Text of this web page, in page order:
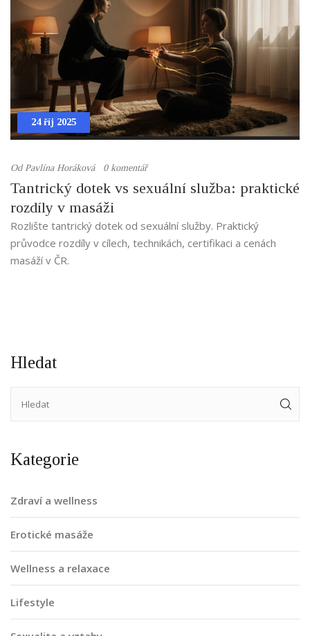
24 říj 2025
OdPavlína Horáková 0 komentář
Tantrický dotek vs sexuální služba: praktické
rozdíly v masáži
Rozlište tantrický dotek od sexuální služby. Praktický
průvodce rozdíly v cílech, technikách, certifikaci a cenách
masáží v ČR.
Hledat
Kategorie
Zdraví a wellness
Erotické masáže
Wellness a relaxace
Lifestyle